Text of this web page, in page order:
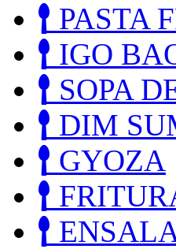
PASTA
IGO
SOPA
DIM
GYOZA